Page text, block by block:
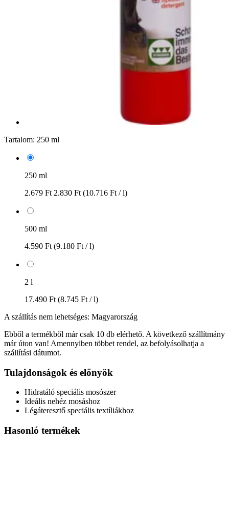
Tartalom: 250 ml
250 ml
2.679 Ft 2.830 Ft (10.716 Ft / l)
500 ml
4.590 Ft (9.180 Ft / l)
2 l
17.490 Ft (8.745 Ft / l)
A szállítás nem lehetséges: Magyarország
Ebből a termékből már csak 10 db elérhető. A következő szállítmány
már úton van! Amennyiben többet rendel, az befolyásolhatja a
szállítási dátumot.
Tulajdonságok és előnyök
Hidratáló speciális mosószer
Ideális nehéz mosáshoz
Légáteresztő speciális textíliákhoz
Hasonló termékek